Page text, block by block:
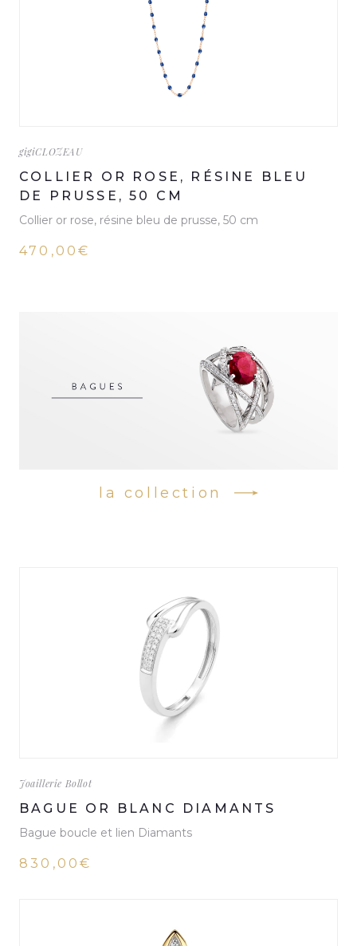
gigiCLOZEAU
COLLIER OR ROSE, RÉSINE BLEU
DE PRUSSE, 50 CM
Collier or rose, résine bleu de prusse, 50 cm
470,00€
la collection
Joaillerie Bollot
BAGUE OR BLANC DIAMANTS
Bague boucle et lien Diamants
830,00€